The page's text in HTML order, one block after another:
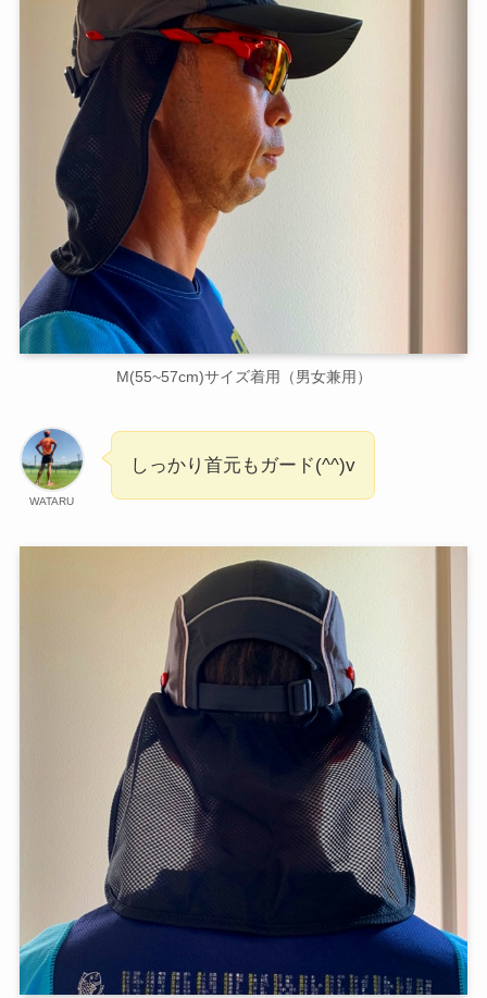
M(55~57cm)サイズ着用（男女兼用）
WATARU
しっかり首元もガード(^^)v